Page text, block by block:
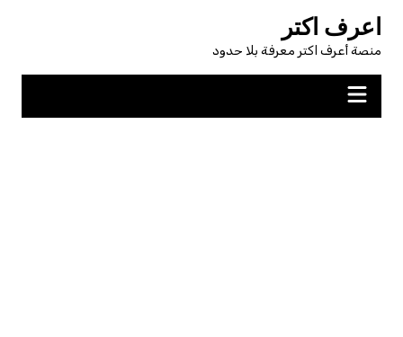
المحتوى
اعرف اكتر
منصة أعرف اكتر معرفة بلا حدود